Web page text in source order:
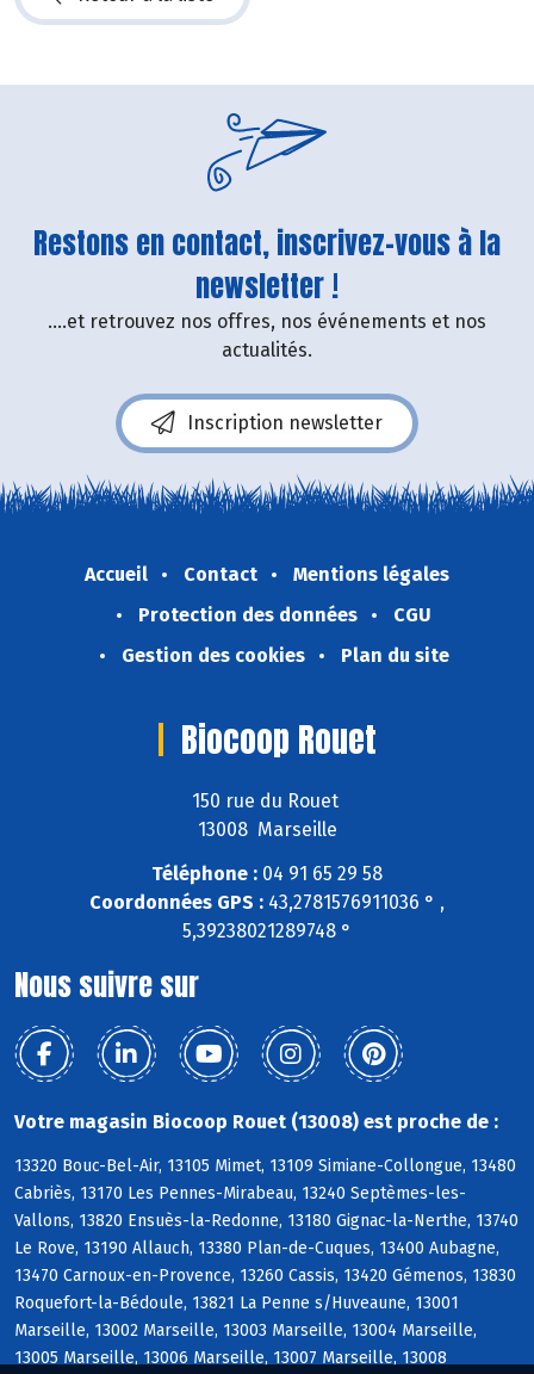
Restons en contact, inscrivez-vous à la
newsletter !
....et retrouvez nos offres, nos événements et nos
actualités.
Inscription newsletter
Accueil Contact
Mentions légales
Protection des données
CGU
Gestion des cookies
Plan du site
Biocoop Rouet
150 rue du Rouet
13008 Marseille
Téléphone : 04 91 65 29 58
Coordonnées GPS : 43,2781576911036 ° ,
5,39238021289748 °
Nous suivre sur
Votre magasin Biocoop Rouet (13008) est proche de :
13320 Bouc-Bel-Air, 13105 Mimet, 13109 Simiane-Collongue, 13480
Cabriès, 13170 Les Pennes-Mirabeau, 13240 Septèmes-les-
Vallons, 13820 Ensuès-la-Redonne, 13180 Gignac-la-Nerthe, 13740
Le Rove, 13190 Allauch, 13380 Plan-de-Cuques, 13400 Aubagne,
13470 Carnoux-en-Provence, 13260 Cassis, 13420 Gémenos, 13830
Roquefort-la-Bédoule, 13821 La Penne s/Huveaune, 13001
Marseille, 13002 Marseille, 13003 Marseille, 13004 Marseille,
13005 Marseille, 13006 Marseille, 13007 Marseille, 13008